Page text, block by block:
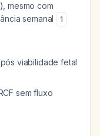
mesmo com
semanal
1
viabilidade fetal
sem fluxo